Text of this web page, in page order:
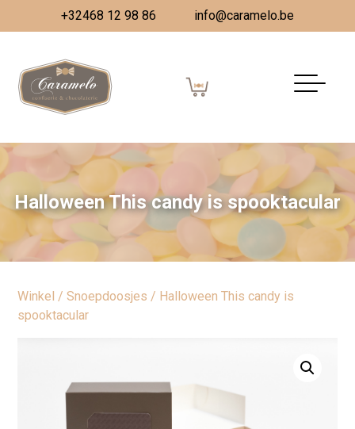
+32468 12 98 86 info@caramelo.be
Halloween This candy is spooktacular
Winkel /Snoepdoosjes / Halloween This candy is
spooktacular